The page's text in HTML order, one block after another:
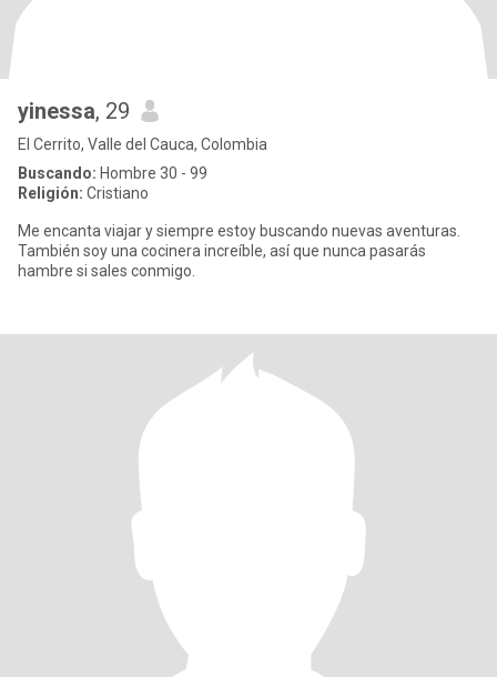
yinessa, 29
El Cerrito, Valle del Cauca, Colombia
Buscando: Hombre 30 - 99
Religión: Cristiano
Me encanta viajar y siempre estoy buscando nuevas aventuras.
También soy una cocinera increíble, así que nunca pasarás
hambre si sales conmigo.